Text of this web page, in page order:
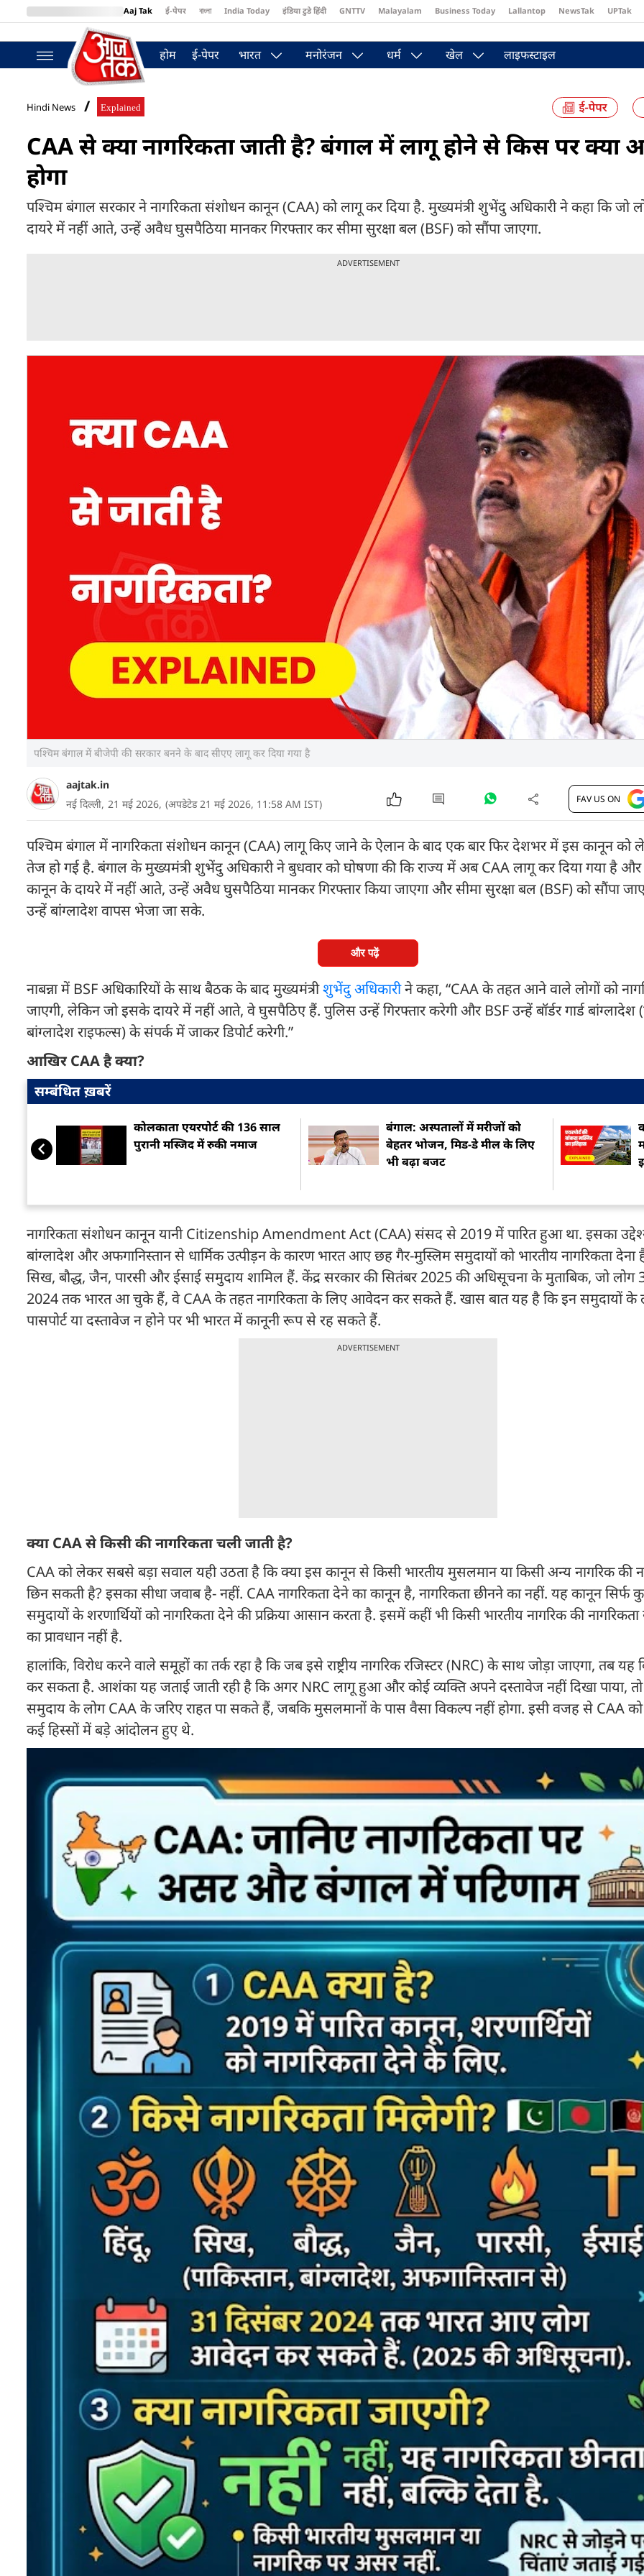
Aaj Tak ई-पेपर বাংলা India Today इंडिया टुडे हिंदी GNTTV Malayalam Business Today Lallantop NewsTak UPTak
BT Bazaar
होम ई-पेपर भारत मनोरंजन धर्म खेल लाइफस्टाइल
Hindi News Explained
CAA से क्या नागरिकता जाती है? बंगाल में लागू होने से किस पर क्या
होगा
पश्चिम बंगाल सरकार ने नागरिकता संशोधन कानून (CAA) को लागू कर दिया है. मुख्यमंत्री शुभेंदु अधिकारी ने कहा कि जो
दायरे में नहीं आते, उन्हें अवैध घुसपैठिया मानकर गिरफ्तार कर सीमा सुरक्षा बल (BSF) को सौंपा जाएगा.
ADVERTISEMENT
पश्चिम बंगाल में बीजेपी की सरकार बनने के बाद सीएए लागू कर दिया गया है
aajtak.in
नई दिल्ली, 21 मई 2026, (अपडेटेड 21 मई 2026, 11:58 AM IST) FAV US ON
पश्चिम बंगाल में नागरिकता संशोधन कानून (CAA) लागू किए जाने के ऐलान के बाद एक बार फिर देशभर में इस कानून को
तेज हो गई है. बंगाल के मुख्यमंत्री शुभेंदु अधिकारी ने बुधवार को घोषणा की कि राज्य में अब CAA लागू कर दिया गया है
कानून के दायरे में नहीं आते, उन्हें अवैध घुसपैठिया मानकर गिरफ्तार किया जाएगा और सीमा सुरक्षा बल (BSF) को सौंपा
उन्हें बांग्लादेश वापस भेजा जा सके.
और पढ़ें
नाबन्ना में BSF अधिकारियों के साथ बैठक के बाद मुख्यमंत्रीशुभेंदु अधिकारीने कहा, “CAA के तहत आने वाले लोगों को
जाएगी, लेकिन जो इसके दायरे में नहीं आते, वे घुसपैठिए हैं. पुलिस उन्हें गिरफ्तार करेगी और BSF उन्हें बॉर्डर गार्ड बांग्लादेश
बांग्लादेश राइफल्स) के संपर्क में जाकर डिपोर्ट करेगी.”
आखिर CAA है क्या?
सम्बंधित ख़बरें
कोलकाता एयरपोर्ट की 136 साल
पुरानी मस्जिद में रुकी नमाज
बंगाल: अस्पतालों में मरीजों को
बेहतर भोजन, मिड-डे मील के लिए
भी बढ़ा बजट
नागरिकता संशोधन कानून यानी Citizenship Amendment Act (CAA) संसद से 2019 में पारित हुआ था. इसका
बांग्लादेश और अफगानिस्तान से धार्मिक उत्पीड़न के कारण भारत आए छह गैर-मुस्लिम समुदायों को भारतीय नागरिकता देना
सिख, बौद्ध, जैन, पारसी और ईसाई समुदाय शामिल हैं. केंद्र सरकार की सितंबर 2025 की अधिसूचना के मुताबिक, जो लोग
2024 तक भारत आ चुके हैं, वे CAA के तहत नागरिकता के लिए आवेदन कर सकते हैं. खास बात यह है कि इन समुदायों के
पासपोर्ट या दस्तावेज न होने पर भी भारत में कानूनी रूप से रह सकते हैं.
ADVERTISEMENT
क्या CAA से किसी की नागरिकता चली जाती है?
CAA को लेकर सबसे बड़ा सवाल यही उठता है कि क्या इस कानून से किसी भारतीय मुसलमान या किसी अन्य नागरिक की
छिन सकती है? इसका सीधा जवाब है- नहीं. CAA नागरिकता देने का कानून है, नागरिकता छीनने का नहीं. यह कानून सिर्फ
समुदायों के शरणार्थियों को नागरिकता देने की प्रक्रिया आसान करता है. इसमें कहीं भी किसी भारतीय नागरिक की
का प्रावधान नहीं है.
हालांकि, विरोध करने वाले समूहों का तर्क रहा है कि जब इसे राष्ट्रीय नागरिक रजिस्टर (NRC) के साथ जोड़ा जाएगा, तब यह
कर सकता है. आशंका यह जताई जाती रही है कि अगर NRC लागू हुआ और कोई व्यक्ति अपने दस्तावेज नहीं दिखा पाया,
समुदाय के लोग CAA के जरिए राहत पा सकते हैं, जबकि मुसलमानों के पास वैसा विकल्प नहीं होगा. इसी वजह से CAA
कई हिस्सों में बड़े आंदोलन हुए थे.